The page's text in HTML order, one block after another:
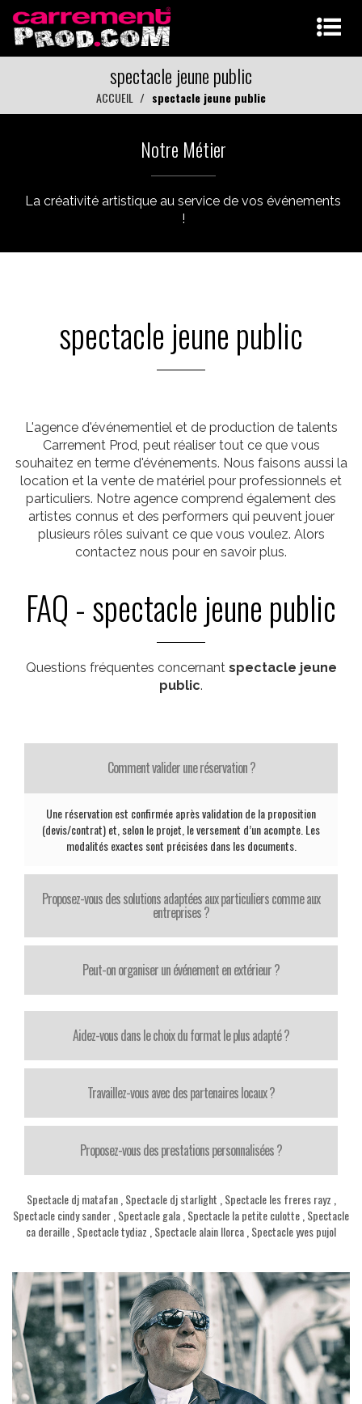
spectacle jeune public
ACCUEIL spectacle jeune public
Notre Métier
La créativité artistique au service de vos événements
!
spectacle jeune public
L'agence d'événementiel et de production de talents
Carrement Prod, peut réaliser tout ce que vous
souhaitez en terme d'événements. Nous faisons aussi la
location et la vente de matériel pour professionnels et
particuliers. Notre agence comprend également des
artistes connus et des performers qui peuvent jouer
plusieurs rôles suivant ce que vous voulez. Alors
contactez nous pour en savoir plus.
FAQ - spectacle jeune public
Questions fréquentes concernant spectacle jeune
public.
Comment valider une réservation ?
Une réservation est confirmée après validation de la proposition
(devis/contrat) et, selon le projet, le versement d’un acompte. Les
modalités exactes sont précisées dans les documents.
Proposez-vous des solutions adaptées aux particuliers comme aux
entreprises ?
Peut-on organiser un événement en extérieur ?
Aidez-vous dans le choix du format le plus adapté ?
Travaillez-vous avec des partenaires locaux ?
Proposez-vous des prestations personnalisées ?
Spectacle dj matafan, Spectacle dj starlight Spectacle les freres rayz
Spectacle cindy sander Spectacle gala Spectacle la petite culotte Spectacle
ca deraille Spectacle tydiaz Spectacle alain llorca Spectacle yves pujol